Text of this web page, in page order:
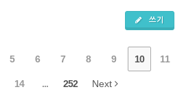
쓰기
5 6 7 8 9 10 11
14 ... 252 Next